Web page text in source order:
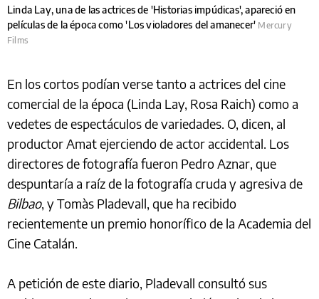
Linda Lay, una de las actrices de 'Historias impúdicas', apareció en
películas de la época como 'Los violadores del amanecer' Mercury
Films
En los cortos podían verse tanto a actrices del cine
comercial de la época (Linda Lay, Rosa Raich) como a
vedetes de espectáculos de variedades. O, dicen, al
productor Amat ejerciendo de actor accidental. Los
directores de fotografía fueron Pedro Aznar, que
despuntaría a raíz de la fotografía cruda y agresiva de
Bilbao, y Tomàs Pladevall, que ha recibido
recientemente un premio honorífico de la Academia del
Cine Catalán.
A petición de este diario, Pladevall consultó sus